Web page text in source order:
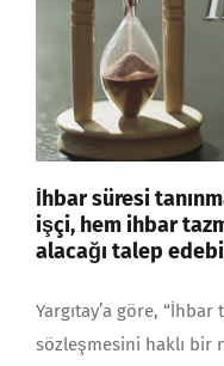
İhbar süresi
işçi, hem ihbar
alacağı talep
Yargıtay’a göre,
sözleşmesini haklı bir